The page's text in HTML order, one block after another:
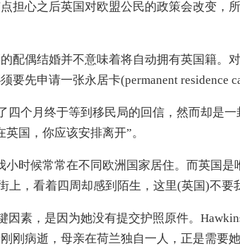
担心之后英国对欧盟公民的政策会改变，
偶结婚并不意味着将自动拥有英国籍。
要先申请一张永居卡(permanent residence
个月终于等到移民局的回信，然而却是一
国，你应该安排离开”。
时候常常在不同欧洲国家居住。而英国是
上，看着四周却感到陌生，这里(英国)不要
素，是因为她没有提交护照原件。
刚病逝，母亲在荷兰独自一人，正是需要